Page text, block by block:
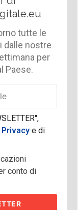
tutte le
dalle nostre
per
Paese.
e di
conto di